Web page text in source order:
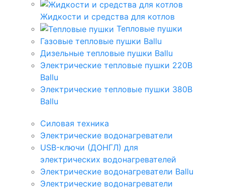
Жидкости и средства для котлов
Тепловые пушки
Газовые тепловые пушки Ballu
Дизельные тепловые пушки Ballu
Электрические тепловые пушки 220В
Ballu
Электрические тепловые пушки 380В
Ballu
Силовая техника
Электрические водонагреватели
USB-ключи (ДОНГЛ) для
электрических водонагревателей
Электрические водонагреватели Ballu
Электрические водонагреватели